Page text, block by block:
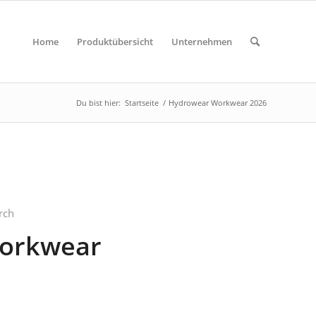
Home Produktübersicht Unternehmen
Du bist hier: Startseite / Hydrowear Workwear 2026